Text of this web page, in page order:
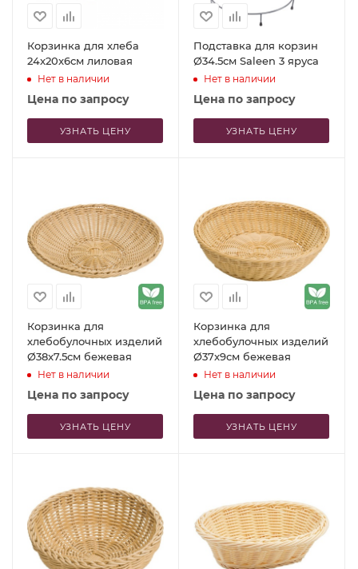
Корзинка для хлеба
24x20x6см лиловая
Нет в наличии
Цена по запросу
УЗНАТЬ ЦЕНУ
Подставка для корзин
Ø34.5см Saleen 3 яруса
Нет в наличии
Цена по запросу
УЗНАТЬ ЦЕНУ
Корзинка для
хлебобулочных изделий
Ø38x7.5см бежевая
Нет в наличии
Цена по запросу
УЗНАТЬ ЦЕНУ
Корзинка для
хлебобулочных изделий
Ø37x9см бежевая
Нет в наличии
Цена по запросу
УЗНАТЬ ЦЕНУ